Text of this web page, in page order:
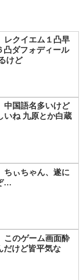
レクイエム１凸早
凸ダフォディール
けど
中国語名多いけど
いね 九原とか白蔵
ちぃちゃん、遂に
…
このゲーム画面酔
だけど皆平気な